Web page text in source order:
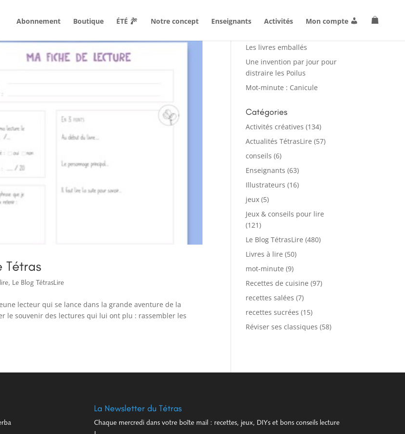
Abonnement Boutique ÉTÉ Notre concept Enseignants Activités Mon compte
Tétras
, Le Blog TétrasLire
lecteur qui se lance dans la grande aventure de la
le souvenir des lectures qui lui ont plu : rassembler les
Les livres emballés
Une invention par jour pour
distraire les Poilus
Mot-minute : Canicule
Catégories
Activités créatives (134)
Actualités TétrasLire (57)
conseils (6)
Enseignants (63)
Illustrateurs (16)
jeux (5)
Jeux & conseils pour lire
(121)
Le Blog TétrasLire (480)
Livres à lire (50)
mot-minute (9)
Recettes de cuisine (97)
recettes salées (7)
recettes sucrées (15)
Réviser ses classiques (58)
La Newsletter du Tétras
Chaque mercredi dans votre boîte mail : recettes, jeux, DIYs et bons conseils lecture